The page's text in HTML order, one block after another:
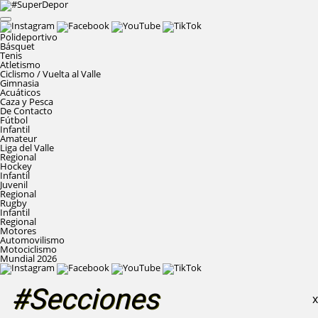
Polideportivo
Básquet
Tenis
Atletismo
Ciclismo / Vuelta al Valle
Gimnasia
Acuáticos
Caza y Pesca
De Contacto
Fútbol
Infantil
Amateur
Liga del Valle
Regional
Hockey
Infantil
Juvenil
Regional
Rugby
Infantil
Regional
Motores
Automovilismo
Motociclismo
Mundial 2026
#Secciones X